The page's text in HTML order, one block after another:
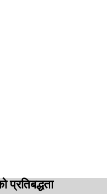
प्रतिबद्धता